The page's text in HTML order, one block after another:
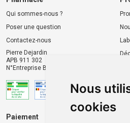
Nous
cookies
Qui sommes-nous ?
Poser une question
Contactez-nous
Pierre Dejardin
APB 911 302
N°Entreprise BE0446.901.764
Paiement